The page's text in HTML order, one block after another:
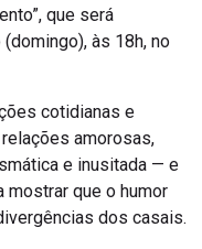
que será
às 18h, no
cotidianas e
amorosas,
e inusitada — e
que o humor
dos casais.